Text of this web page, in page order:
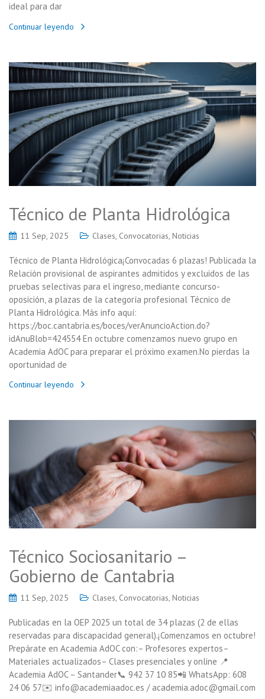
ideal para dar
Continuar leyendo
Técnico de Planta Hidrológica
11 Sep, 2025 Clases Convocatorias Noticias
Técnico de Planta Hidrológica¡Convocadas 6 plazas! Publicada la
Relación provisional de aspirantes admitidos y excluidos de las
pruebas selectivas para el ingreso, mediante concurso-
oposición, a plazas de la categoría profesional Técnico de
Planta Hidrológica. Más info aquí:
https://boc.cantabria.es/boces/verAnuncioAction.do?
idAnuBlob=424554 En octubre comenzamos nuevo grupo en
Academia AdOC para preparar el próximo examen.No pierdas la
oportunidad de
Continuar leyendo
Técnico Sociosanitario –
Gobierno de Cantabria
11 Sep, 2025 Clases, Convocatorias, Noticias
Publicadas en la OEP 2025 un total de 34 plazas (2 de ellas
reservadas para discapacidad general).¡Comenzamos en octubre!
Prepárate en Academia AdOC con:– Profesores expertos–
Materiales actualizados– Clases presenciales y online 📍
Academia AdOC – Santander📞 942 37 10 85📲 WhatsApp: 608
24 06 57✉️ info@academiaadoc.es / academia.adoc@gmail.com